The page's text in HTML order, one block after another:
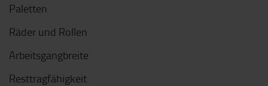
Paletten
Räder und Rollen
Arbeitsgangbreite
Resttragfähigkeit